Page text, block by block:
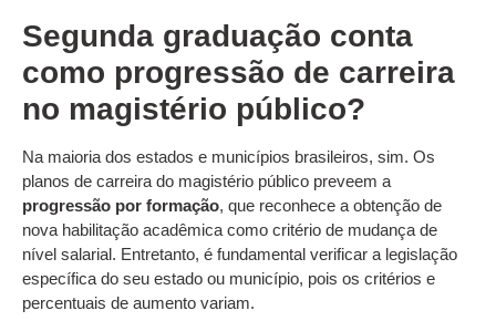
Segunda graduação conta
como progressão de carreira
no magistério público?
Na maioria dos estados e municípios brasileiros, sim. Os
planos de carreira do magistério público preveem a
progressão por formação, que reconhece a obtenção de
nova habilitação acadêmica como critério de mudança de
nível salarial. Entretanto, é fundamental verificar a legislação
específica do seu estado ou município, pois os critérios e
percentuais de aumento variam.